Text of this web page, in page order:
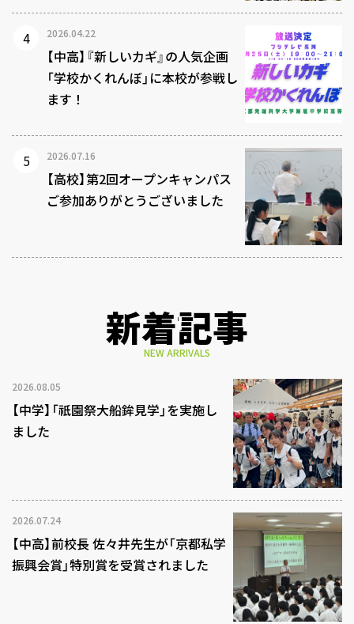
2026.04.22
【中高】『新しいカギ』の人気企画
「学校かくれんぼ」に本校が参戦し
ます！
2026.07.16
【高校】第2回オープンキャンパス
ご参加ありがとうございました
新着記事
NEW ARRIVALS
2026.08.05
【中学】「祇園祭大船鉾見学」を実施し
ました
2026.07.24
【中高】前校長 佐々井先生が「京都私学
振興会賞」特別賞を受賞されました